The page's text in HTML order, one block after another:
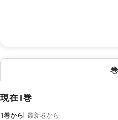
現在1巻
1巻から 最新巻から